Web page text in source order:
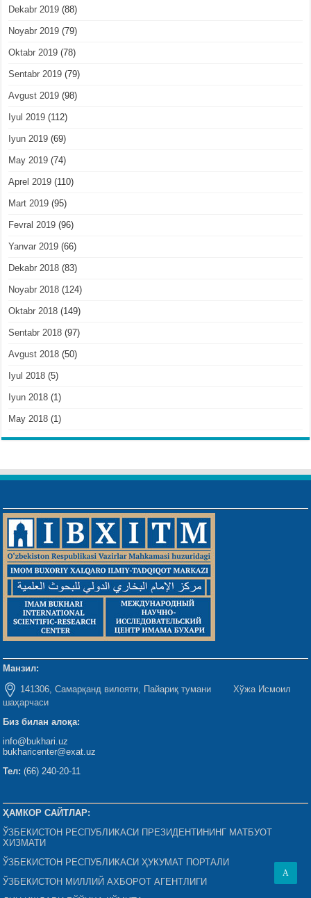
Dekabr 2019 (88)
Noyabr 2019 (79)
Oktabr 2019 (78)
Sentabr 2019 (79)
Avgust 2019 (98)
Iyul 2019 (112)
Iyun 2019 (69)
May 2019 (74)
Aprel 2019 (110)
Mart 2019 (95)
Fevral 2019 (96)
Yanvar 2019 (66)
Dekabr 2018 (83)
Noyabr 2018 (124)
Oktabr 2018 (149)
Sentabr 2018 (97)
Avgust 2018 (50)
Iyul 2018 (5)
Iyun 2018 (1)
May 2018 (1)
Манзил:
141306, Самарқанд вилояти, Пайариқ тумани Хўжа Исмоил
шаҳарчаси
Биз билан алоқа:
info@bukhari.uz
bukharicenter@exat.uz
Тел: (66) 240-20-11
ҲАМКОР САЙТЛАР:
ЎЗБЕКИСТОН РЕСПУБЛИКАСИ ПРЕЗИДЕНТИНИНГ МАТБУОТ
ХИЗМАТИ
ЎЗБЕКИСТОН РЕСПУБЛИКАСИ ҲУКУМАТ ПОРТАЛИ
ЎЗБЕКИСТОН МИЛЛИЙ АХБОРОТ АГЕНТЛИГИ
A